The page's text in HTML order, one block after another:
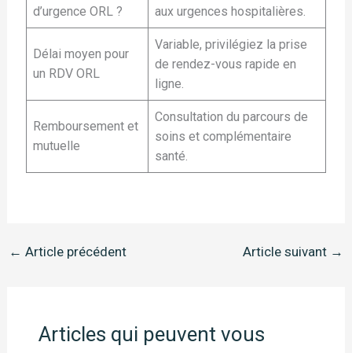
d’urgence ORL ?
aux urgences hospitalières.
Délai moyen pour
un RDV ORL
Variable, privilégiez la prise
de rendez-vous rapide en
ligne.
Remboursement et
mutuelle
Consultation du parcours de
soins et complémentaire
santé.
← Article précédent Article suivant →
Articles qui peuvent vous